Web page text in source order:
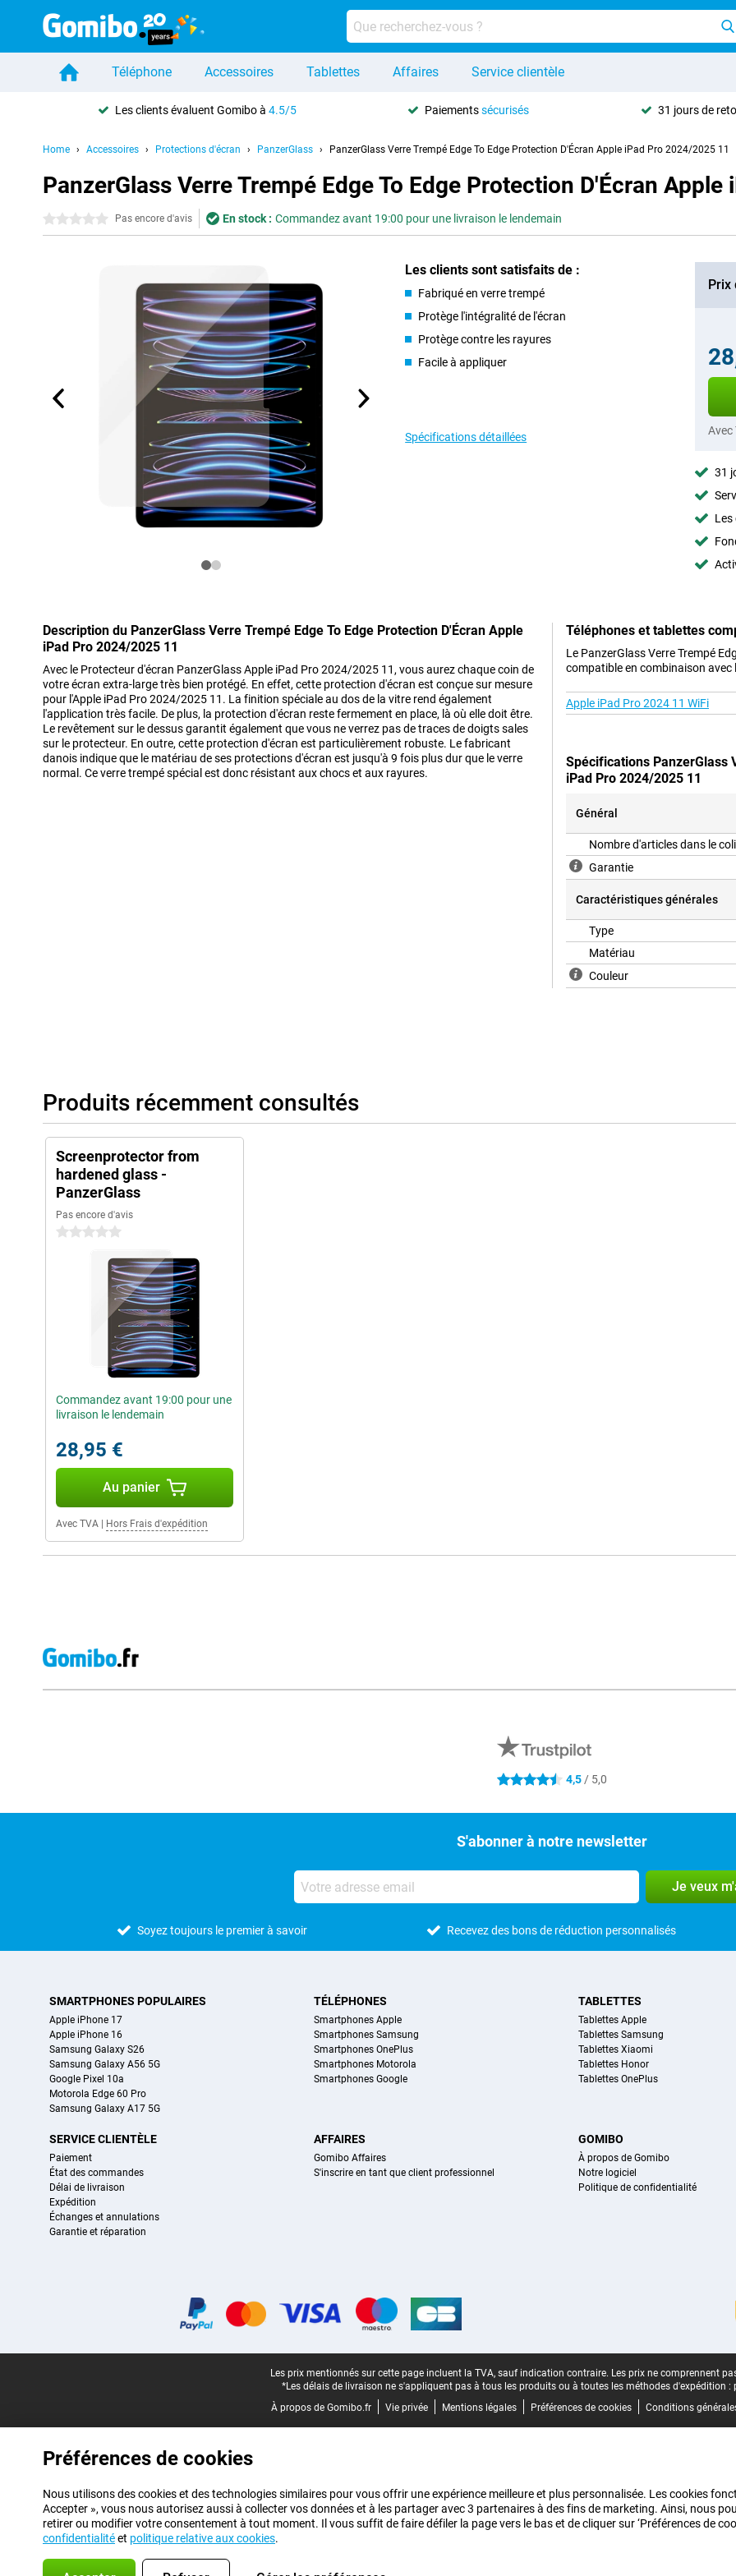
Téléphone Accessoires Tablettes Affaires Service clientèle
Les clients évaluent Gomibo à4.5/5 Paiementssécurisés 31 jours de
Home Accessoires Protections d'écran PanzerGlass PanzerGlass Verre Trempé Edge To Edge Protection D'Écran Apple iPad Pro 2024/2025 11
PanzerGlass Verre Trempé Edge To Edge Protection D'Écran
0 étoiles Pas encore d'avis En stock : Commandez avant 19:00 pour une livraison le lendemain
Les clients sont satisfaits de :
Fabriqué en verre trempé
Protège l'intégralité de l'écran
Protège contre les rayures
Facile à appliquer
Spécifications détaillées
Prix
Avec
31
Description du PanzerGlass Verre Trempé Edge To Edge Protection D'Écran Apple
iPad Pro 2024/2025 11
Avec le Protecteur d'écran PanzerGlass Apple iPad Pro 2024/2025 11, vous aurez chaque coin de
votre écran extra-large très bien protégé. En effet, cette protection d'écran est conçue sur mesure
pour l'Apple iPad Pro 2024/2025 11. La finition spéciale au dos de la vitre rend également
l'application très facile. De plus, la protection d'écran reste fermement en place, là où elle doit être.
Le revêtement sur le dessus garantit également que vous ne verrez pas de traces de doigts sales
sur le protecteur. En outre, cette protection d'écran est particulièrement robuste. Le fabricant
danois indique que le matériau de ses protections d'écran est jusqu'à 9 fois plus dur que le verre
normal. Ce verre trempé spécial est donc résistant aux chocs et aux rayures.
Téléphones et tablettes
Le PanzerGlass Verre Trempé
compatible en combinaison
Apple iPad Pro 2024 11 WiFi
Spécifications PanzerGlass
iPad Pro 2024/2025 11
Général
Nombre d'articles dans le
Garantie
Caractéristiques générales
Type
Matériau
Couleur
Produits récemment consultés
Screenprotector from
hardened glass -
PanzerGlass
Pas encore d'avis
0 étoiles
Commandez avant 19:00 pour une
livraison le lendemain
28,95 €
Au panier
Avec TVA Hors Frais d'expédition
4.5 étoiles 4,5 / 5,0
S'abonner à notre newsletter
Je veux
Soyez toujours le premier à savoir Recevez des bons de réduction personnalisés
SMARTPHONES POPULAIRES
Apple iPhone 17
Apple iPhone 16
Samsung Galaxy S26
Samsung Galaxy A56 5G
Google Pixel 10a
Motorola Edge 60 Pro
Samsung Galaxy A17 5G
TÉLÉPHONES
Smartphones Apple
Smartphones Samsung
Smartphones OnePlus
Smartphones Motorola
Smartphones Google
TABLETTES
Tablettes Apple
Tablettes Samsung
Tablettes Xiaomi
Tablettes Honor
Tablettes OnePlus
SERVICE CLIENTÈLE
Paiement
État des commandes
Délai de livraison
Expédition
Échanges et annulations
Garantie et réparation
AFFAIRES
Gomibo Affaires
S'inscrire en tant que client professionnel
GOMIBO
À propos de Gomibo
Notre logiciel
Politique de confidentialité
Les prix mentionnés sur cette page incluent la TVA, sauf indication contraire. Les prix ne comprennent
*Les délais de livraison ne s'appliquent pas à tous les produits ou à toutes les méthodes d'expédition :
À propos de Gomibo.fr
Vie privée Mentions légales Préférences de cookies Conditions
Préférences de cookies
Nous utilisons des cookies et des technologies similaires pour vous offrir une expérience meilleure et plus personnalisée. Les cookies
Accepter », vous nous autorisez aussi à collecter vos données et à les partager avec 3 partenaires à des fins de marketing. Ainsi, nous
retirer ou modifier votre consentement à tout moment. Il vous suffit de faire défiler la page vers le bas et de cliquer sur ‘Préférences de
confidentialitéet politique relative aux cookies.